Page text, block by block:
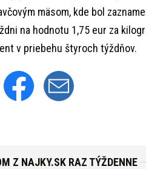
mäsom, kde bol
na hodnotu 1,75 eur za
v priebehu štyroch týždňov.
Z NAJKY.SK RAZ TÝŽDENNE